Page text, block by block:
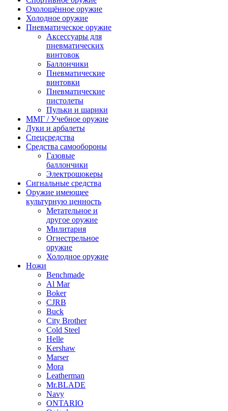
Охолощённое оружие
Холодное оружие
Пневматическое оружие
Аксессуары для
пневматических
винтовок
Баллончики
Пневматические
винтовки
Пневматические
пистолеты
Пульки и шарики
ММГ / Учебное оружие
Луки и арбалеты
Спецсредства
Средства самообороны
Газовые
баллончики
Электрошокеры
Сигнальные средства
Оружие имеющее
культурную ценность
Метательное и
другое оружие
Милитария
Огнестрельное
оружие
Холодное оружие
Ножи
Benchmade
Al Mar
Boker
CJRB
Buck
City Brother
Cold Steel
Helle
Kershaw
Marser
Mora
Leatherman
Mr.BLADE
Navy
ONTARIO